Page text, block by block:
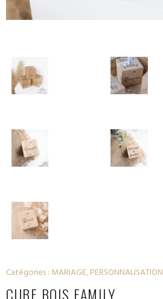
Catégories : MARIAGE,PERSONNALISATION
CUBE BOIS FAMILY